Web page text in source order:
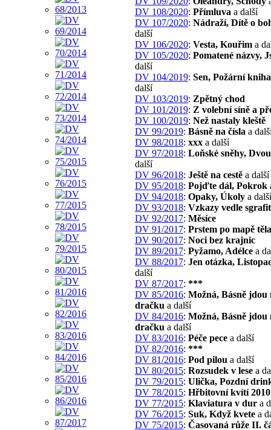
DV 108/2020: Přímluva a další
DV 107/2020: Nádraží, Dítě o
další
DV 106/2020: Vesta, Kouřim a
DV 105/2020: Pomatené názvy,
další
DV 104/2019: Sen, Požární
další
DV 103/2019: Zpětný chod
DV 101/2019: Z volební síně a
DV 100/2019: Než nastaly kleště
DV 99/2019: Básně na čísla a
DV 98/2018: xxx a další
DV 97/2018: Loňské sněhy,
další
DV 96/2018: Ještě na cestě a další
DV 95/2018: Pojďte dál, Pokrok
DV 94/2018: Opaky, Úkoly a další
DV 93/2018: Vzkazy vedle
DV 92/2017: Měsíce
DV 91/2017: Prstem po mapě těla
DV 90/2017: Noci bez krajnic
DV 89/2017: Pyžamo, Adélce a
DV 88/2017: Jen otázka,
další
DV 87/2017: ***
DV 85/2016: Možná, Básně jdou
dračku a další
DV 84/2016: Možná, Básně jdou
dračku a další
DV 83/2016: Péče pece a další
DV 82/2016: ***
DV 81/2016: Pod pilou a další
DV 80/2015: Rozsudek v lese a
DV 79/2015: Ulička, Pozdní
DV 78/2015: Hřbitovní kvítí 2010
DV 77/2015: Klaviatura v dur a
DV 76/2015: Suk, Když kvete a
DV 75/2015: Časovaná růže II.